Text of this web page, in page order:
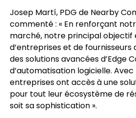
Josep Martí, PDG de Nearby
commenté : « En renforçant
marché, notre principal objectif
d’entreprises et de fournisseurs
des solutions avancées d’Edge
d’automatisation logicielle. Avec
entreprises ont accès à une
pour tout leur écosystème de
soit sa sophistication ».